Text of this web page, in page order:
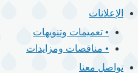
الإعلانات
• تعميمات وتنويهات
• مناقصات ومزايدات
تواصل معنا